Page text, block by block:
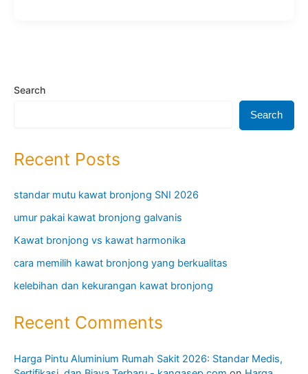
Search
Search
Recent Posts
standar mutu kawat bronjong SNI 2026
umur pakai kawat bronjong galvanis
Kawat bronjong vs kawat harmonika
cara memilih kawat bronjong yang berkualitas
kelebihan dan kekurangan kawat bronjong
Recent Comments
Harga Pintu Aluminium Rumah Sakit 2026: Standar Medis,